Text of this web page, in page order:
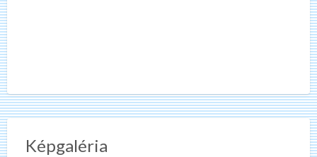
Képgaléria